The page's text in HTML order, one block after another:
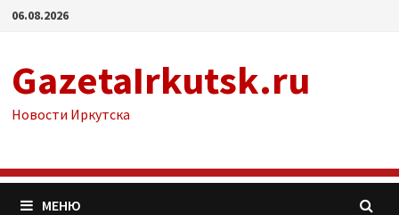
Перейти
06.08.2026
GazetaIrkutsk.ru
Новости Иркутска
МЕНЮ